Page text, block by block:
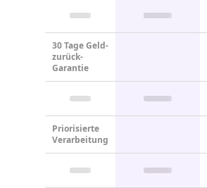
30 Tage Geld-
zurück-
Garantie
Priorisierte
Verarbeitung